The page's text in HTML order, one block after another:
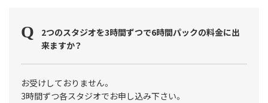
2つのスタジオを3時間ずつで6時間パックの料金に出
来ますか？
お受けしておりません。
3時間ずつ各スタジオでお申し込み下さい。